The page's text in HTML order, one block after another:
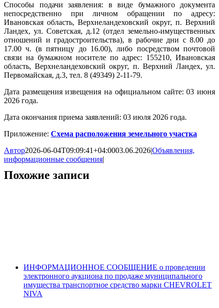
Способы подачи заявления: в виде бумажного документа
непосредственно при личном обращении по адресу:
Ивановская область, Верхнеландеховский округ, п. Верхний
Ландех, ул. Советская, д.12 (отдел земельно-имущественных
отношений и градостроительства), в рабочие дни с 8.00 до
17.00 ч. (в пятницу до 16.00), либо посредством почтовой
связи на бумажном носителе по адрес: 155210, Ивановская
область, Верхнеландеховский округ, п. Верхний Ландех, ул.
Первомайская, д.3, тел. 8 (49349) 2-11-79.
Дата размещения извещения на официальном сайте: 03 июня
2026 года.
Дата окончания приема заявлений: 03 июля 2026 года.
Приложение: Схема расположения земельного участка
Автор2026-06-04T09:09:41+04:0003.06.2026|Объявления,
информационные сообщения|
Похожие записи
ИНФОРМАЦИОННОЕ СООБЩЕНИЕ о проведении
электронного аукциона по продаже муниципального
имущества транспортное средство марки CHEVROLET
NIVA